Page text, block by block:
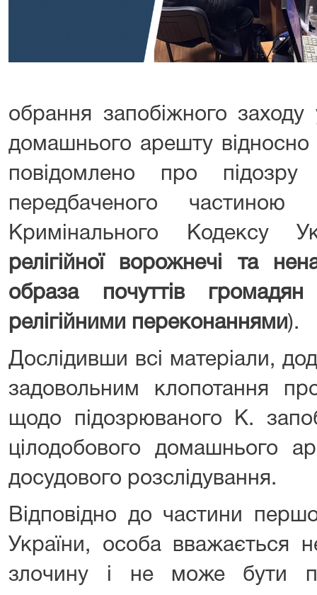
обрання запобіжного заходу
домашнього арешту
повідомлено про
передбаченого
Кримінального Кодексу
релігійної ворожнечі та
образа почуттів
релігійними переконаннями ).
Дослідивши всі матеріали,
задовольним клопотання
щодо підозрюваного К.
цілодобового домашнього
досудового розслідування.
Відповідно до частини
України, особа вважається
злочину і не може бути